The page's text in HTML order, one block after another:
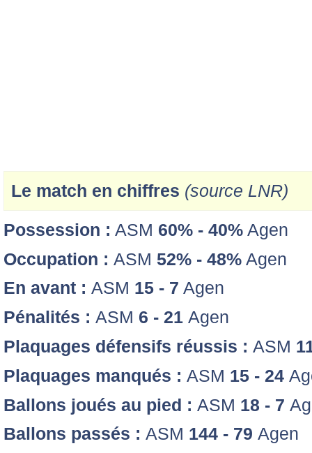
Le match en chiffres (source LNR)
Possession : ASM 60% - 40% Agen
Occupation : ASM 52% - 48% Agen
En avant : ASM 15 - 7 Agen
Pénalités : ASM 6 - 21 Agen
Plaquages défensifs réussis : ASM
Plaquages manqués : ASM 15 - 24
Ballons joués au pied : ASM 18 - 7
Ballons passés : ASM 144 - 79 Agen